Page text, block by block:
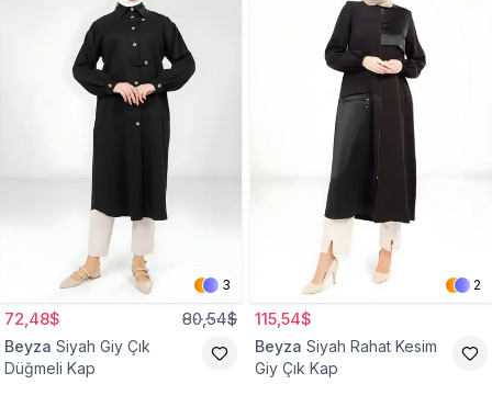
3
72,48$ 80,54$
Beyza Siyah Giy Çık
Düğmeli Kap
2
115,54$
Beyza Siyah Rahat Kesim
Giy Çık Kap